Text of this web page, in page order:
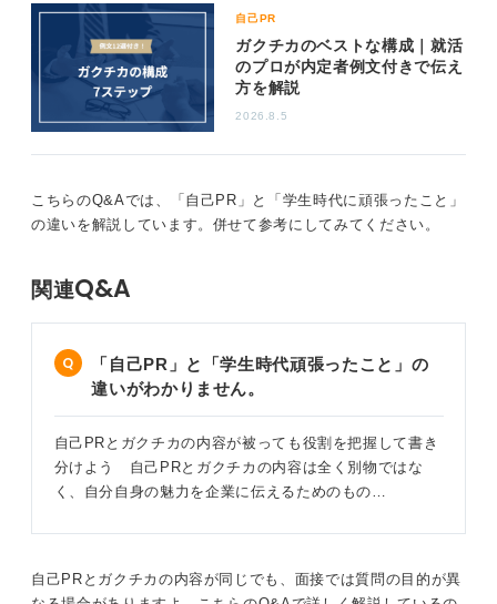
自己PR
ガクチカのベストな構成｜就活
のプロが内定者例文付きで伝え
方を解説
2026.8.5
こちらのQ&Aでは、「自己PR」と「学生時代に頑張ったこと」
の違いを解説しています。併せて参考にしてみてください。
関連Q&A
「自己PR」と「学生時代頑張ったこと」の
違いがわかりません。
自己PRとガクチカの内容が被っても役割を把握して書き
分けよう 自己PRとガクチカの内容は全く別物ではな
く、自分自身の魅力を企業に伝えるためのもの…
自己PRとガクチカの内容が同じでも、面接では質問の目的が異